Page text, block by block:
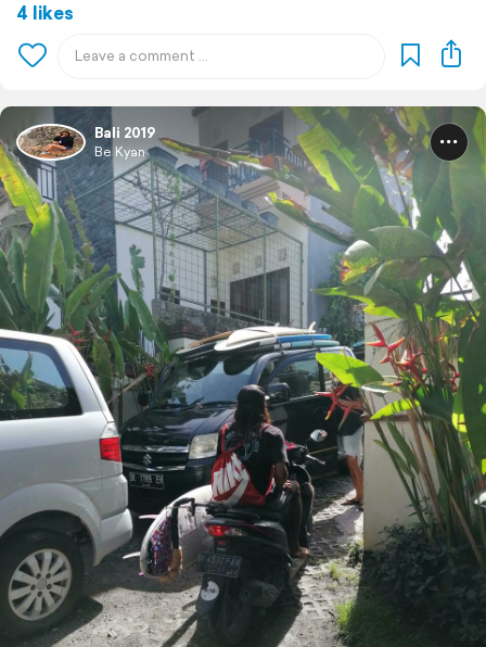
4 likes
Bali 2019
Be Kyan